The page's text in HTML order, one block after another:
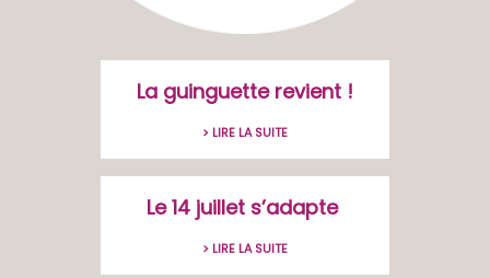
La guinguette revient !
> LIRE LA SUITE
Le 14 juillet s’adapte
> LIRE LA SUITE